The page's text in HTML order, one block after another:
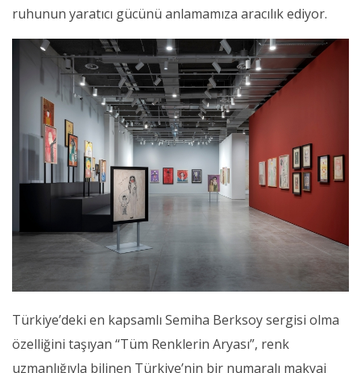
ruhunun yaratıcı gücünü anlamamıza aracılık ediyor.
Türkiye’deki en kapsamlı Semiha Berksoy sergisi olma
özelliğini taşıyan “Tüm Renklerin Aryası”, renk
uzmanlığıyla bilinen Türkiye’nin bir numaralı makyaj